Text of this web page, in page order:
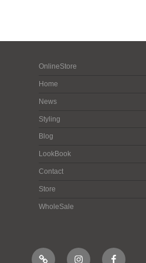
OnlineStore
Home
News
Styling
Blog
LookBook
Contact
Store
WholeSale
Online InstagramFacebook